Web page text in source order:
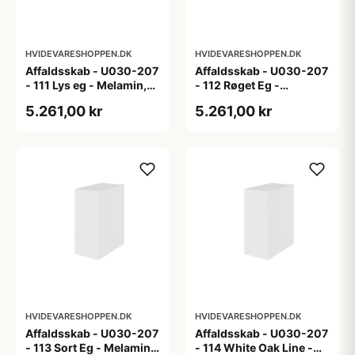
HVIDEVARESHOPPEN.DK
Affaldsskab - U030-207
- 111 Lys eg - Melamin,
5.261,00 kr
HVIDEVARESHOPPEN.DK
Affaldsskab - U030-207
- 112 Røget Eg -
5.261,00 kr
HVIDEVARESHOPPEN.DK
Affaldsskab - U030-207
- 113 Sort Eg - Melamin,
HVIDEVARESHOPPEN.DK
Affaldsskab - U030-207
- 114 White Oak Line -